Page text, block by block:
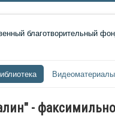
Видеоматериалы
-